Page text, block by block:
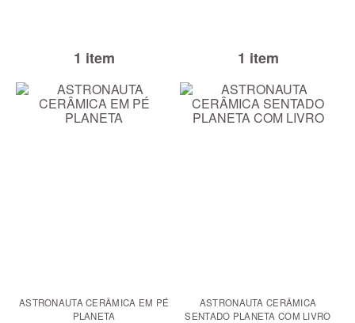
1 item 1 item
ASTRONAUTA CERÂMICA EM PÉ
PLANETA
ASTRONAUTA CERÂMICA
SENTADO PLANETA COM LIVRO